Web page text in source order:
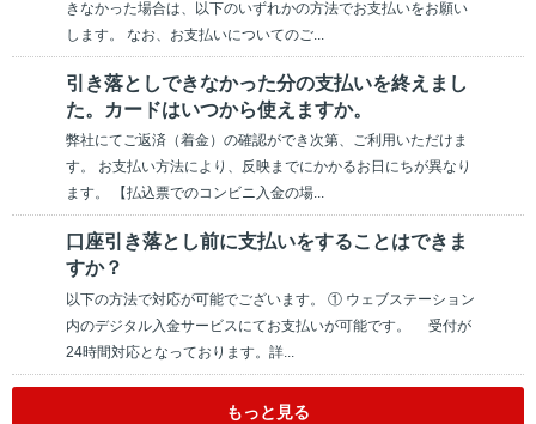
きなかった場合は、以下のいずれかの方法でお支払いをお願い
します。 なお、お支払いについてのご...
引き落としできなかった分の支払いを終えまし
た。カードはいつから使えますか。
弊社にてご返済（着金）の確認ができ次第、ご利用いただけま
す。 お支払い方法により、反映までにかかるお日にちが異なり
ます。 【払込票でのコンビニ入金の場...
口座引き落とし前に支払いをすることはできま
すか？
以下の方法で対応が可能でございます。 ① ウェブステーション
内のデジタル入金サービスにてお支払いが可能です。 受付が
24時間対応となっております。詳...
もっと見る